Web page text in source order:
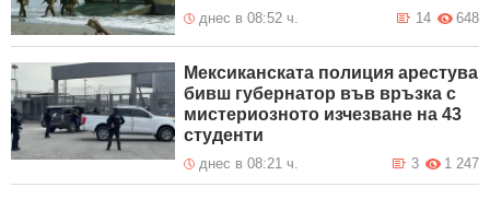
днес в 08:52 ч. 648
14
Мексиканската полиция арестува
бивш губернатор във връзка с
мистериозното изчезване на 43
студенти
днес в 08:21 ч. 1 247
3